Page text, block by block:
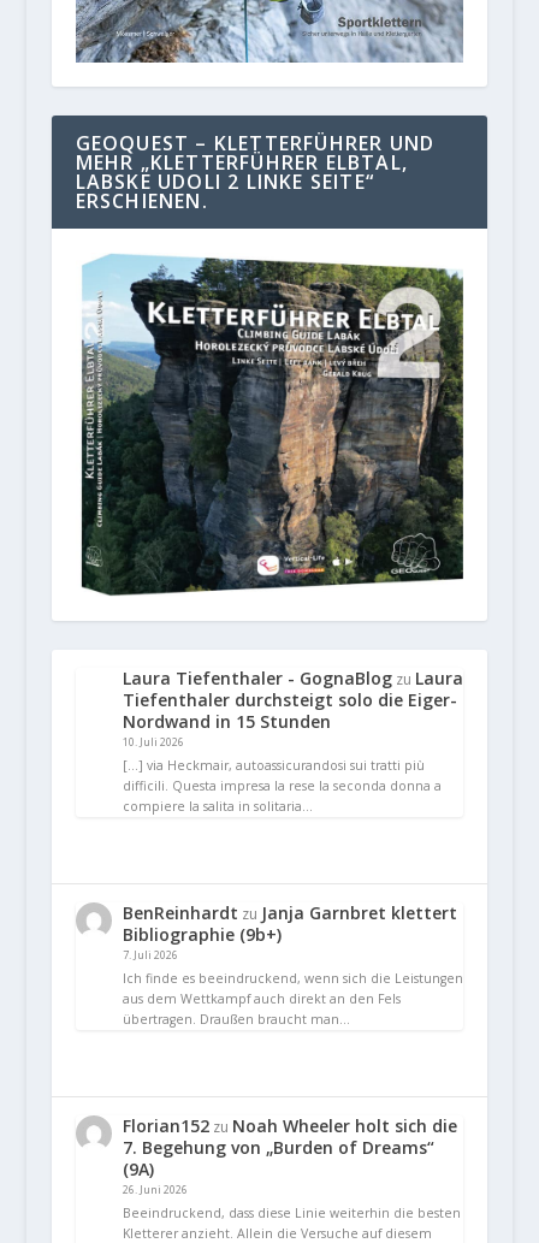
GEOQUEST – KLETTERFÜHRER UND
MEHR „KLETTERFÜHRER ELBTAL,
LABSKE UDOLI 2 LINKE SEITE“
ERSCHIENEN.
Laura Tiefenthaler - GognaBlogzu Laura
Tiefenthaler durchsteigt solo die Eiger-
Nordwand in 15 Stunden
10. Juli 2026
[…] via Heckmair, autoassicurandosi sui tratti più
difficili. Questa impresa la rese la seconda donna a
compiere la salita in solitaria…
BenReinhardt zu Janja Garnbret klettert
Bibliographie (9b+)
7. Juli 2026
Ich finde es beeindruckend, wenn sich die Leistungen
aus dem Wettkampf auch direkt an den Fels
übertragen. Draußen braucht man…
Florian152zu Noah Wheeler holt sich die
7. Begehung von „Burden of Dreams“
(9A)
26. Juni 2026
Beeindruckend, dass diese Linie weiterhin die besten
Kletterer anzieht. Allein die Versuche auf diesem